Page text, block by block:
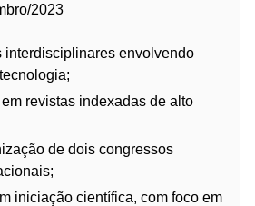
2023
interdisciplinares envolvendo
revistas indexadas de alto
de dois congressos
iniciação científica, com foco em